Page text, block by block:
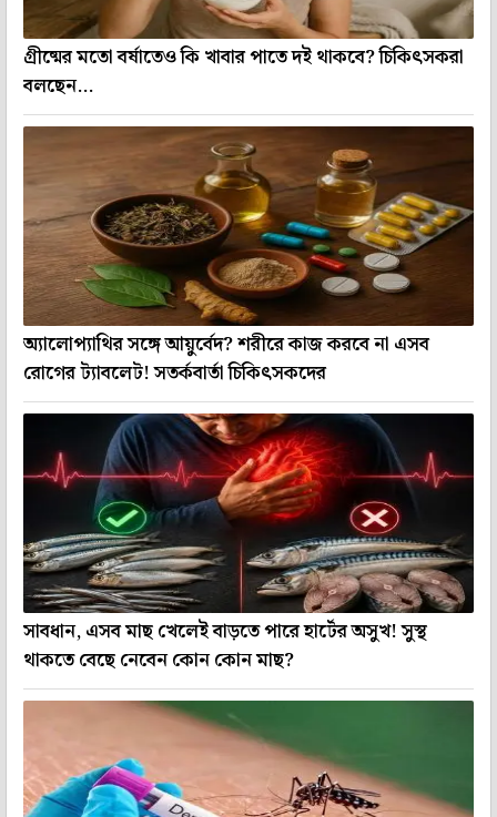
গ্রীষ্মের মতো বর্ষাতেও কি খাবার পাতে দই থাকবে? চিকিৎসকরা
বলছেন...
অ্যালোপ্যাথির সঙ্গে আয়ুর্বেদ? শরীরে কাজ করবে না এসব
রোগের ট্যাবলেট! সতর্কবার্তা চিকিৎসকদের
সাবধান, এসব মাছ খেলেই বাড়তে পারে হার্টের অসুখ! সুস্থ
থাকতে বেছে নেবেন কোন কোন মাছ?